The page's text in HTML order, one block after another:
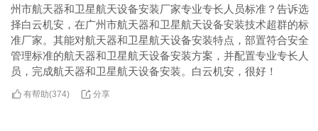
州市航天器和卫星航天设备安装厂家专业专长人员标准？告诉选
择白云机安，在广州市航天器和卫星航天设备安装技术超群的标
准厂家。其能对航天器和卫星航天设备安装特点，部置符合安全
管理标准的航天器和卫星航天设备安装方案，并配置专业专长人
员，完成航天器和卫星航天设备安装。白云机安，很好！
有帮助(374) 分享